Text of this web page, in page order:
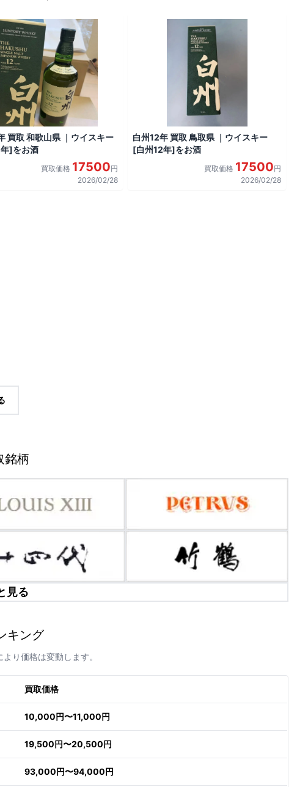
買取 和歌山県 ｜ウイスキー
]をお酒
買取価格 17500円
2026/02/28
白州12年 買取 鳥取県 ｜ウイスキー
[白州12年]をお酒
買取価格 17500円
2026/02/28
銘柄
見る
キング
り価格は変動します。
買取価格
10,000円〜11,000円
19,500円〜20,500円
93,000円〜94,000円